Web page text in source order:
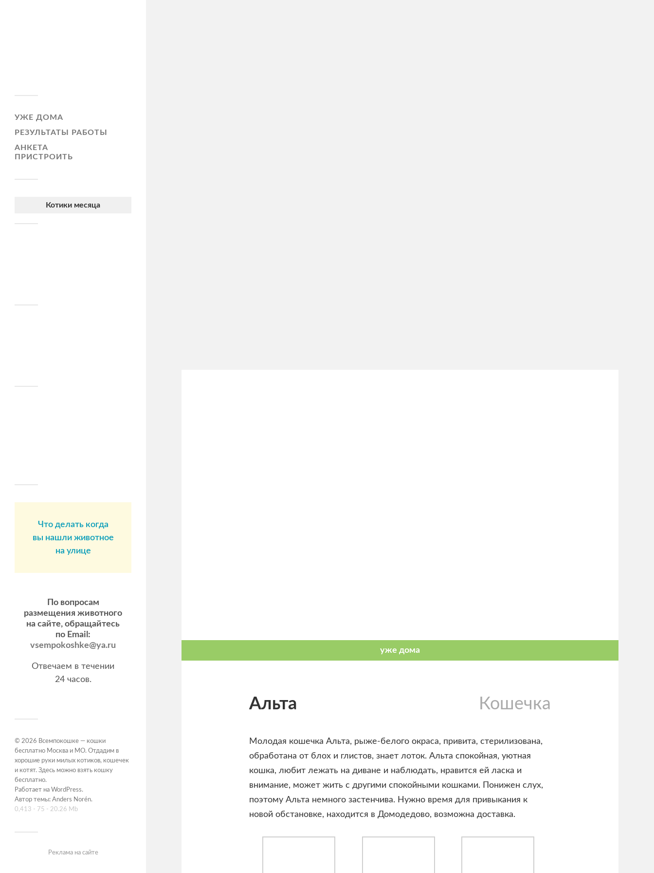
УЖЕ ДОМА
РЕЗУЛЬТАТЫ РАБОТЫ
АНКЕТА
ПРИСТРОИТЬ
Котики месяца
Что делать когда
вы нашли животное
на улице
По вопросам
размещения животного
на сайте, обращайтесь
по Email:
vsempokoshke@ya.ru
Отвечаем в течении
24 часов.
© 2026 Всемпокошке — кошки
бесплатно Москва и МО. Отдадим в
хорошие руки милых котиков, кошечек
и котят. Здесь можно взять кошку
бесплатно.
Работает на WordPress.
Автор темы: Anders Norén.
0,413 - 75 - 20.26 Mb
Реклама на сайте
Кошечка
Альта
Молодая кошечка Альта, рыже-белого окраса, привита, стерилизована,
обработана от блох и глистов, знает лоток. Альта спокойная, уютная
кошка, любит лежать на диване и наблюдать, нравится ей ласка и
внимание, может жить с другими спокойными кошками. Понижен слух,
поэтому Альта немного застенчива. Нужно время для привыкания к
новой обстановке, находится в Домодедово, возможна доставка.